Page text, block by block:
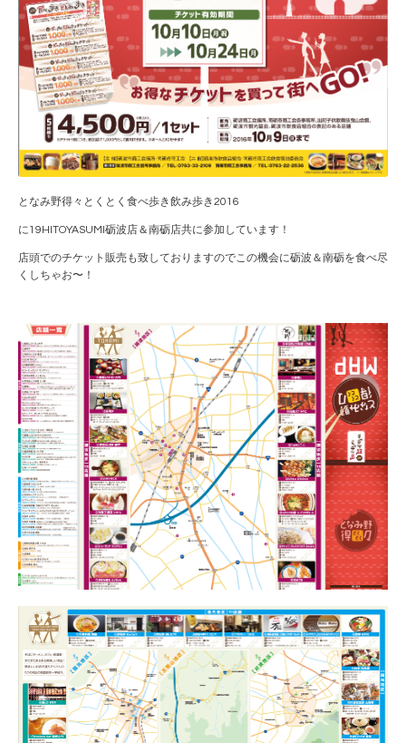
となみ野得々とくとく食べ歩き飲み歩き2016
に19HITOYASUMI砺波店＆南砺店共に参加しています！
店頭でのチケット販売も致しておりますのでこの機会に砺波＆南砺を食べ尽
くしちゃお〜！